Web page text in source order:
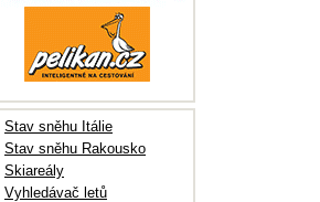
Stav sněhu Itálie
Stav sněhu Rakousko
Skiareály
Vyhledávač letů